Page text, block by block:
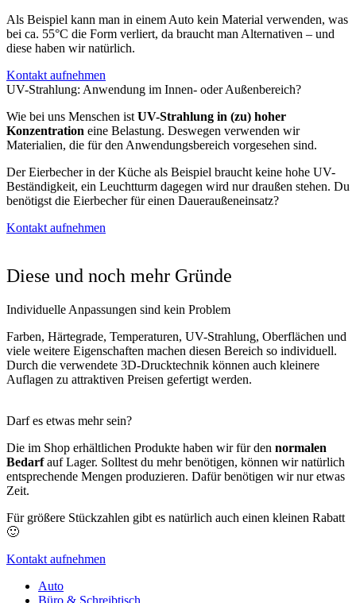
Als Beispiel kann man in einem Auto kein Material verwenden, was
bei ca. 55°C die Form verliert, da braucht man Alternativen – und
diese haben wir natürlich.
Kontakt aufnehmen
UV-Strahlung: Anwendung im Innen- oder Außenbereich?
Wie bei uns Menschen ist UV-Strahlung in (zu) hoher
Konzentration eine Belastung. Deswegen verwenden wir
Materialien, die für den Anwendungsbereich vorgesehen sind.
Der Eierbecher in der Küche als Beispiel braucht keine hohe UV-
Beständigkeit, ein Leuchtturm dagegen wird nur draußen stehen. Du
benötigst die Eierbecher für einen Daueraußeneinsatz?
Kontakt aufnehmen
Diese und noch mehr Gründe
Individuelle Anpassungen sind kein Problem
Farben, Härtegrade, Temperaturen, UV-Strahlung, Oberflächen und
viele weitere Eigenschaften machen diesen Bereich so individuell.
Durch die verwendete 3D-Drucktechnik können auch kleinere
Auflagen zu attraktiven Preisen gefertigt werden.
Darf es etwas mehr sein?
Die im Shop erhältlichen Produkte haben wir für den normalen
Bedarfauf Lager. Solltest du mehr benötigen, können wir natürlich
entsprechende Mengen produzieren. Dafür benötigen wir nur etwas
Zeit.
Für größere Stückzahlen gibt es natürlich auch einen kleinen Rabatt
🙂
Kontakt aufnehmen
Auto
Büro & Schreibtisch